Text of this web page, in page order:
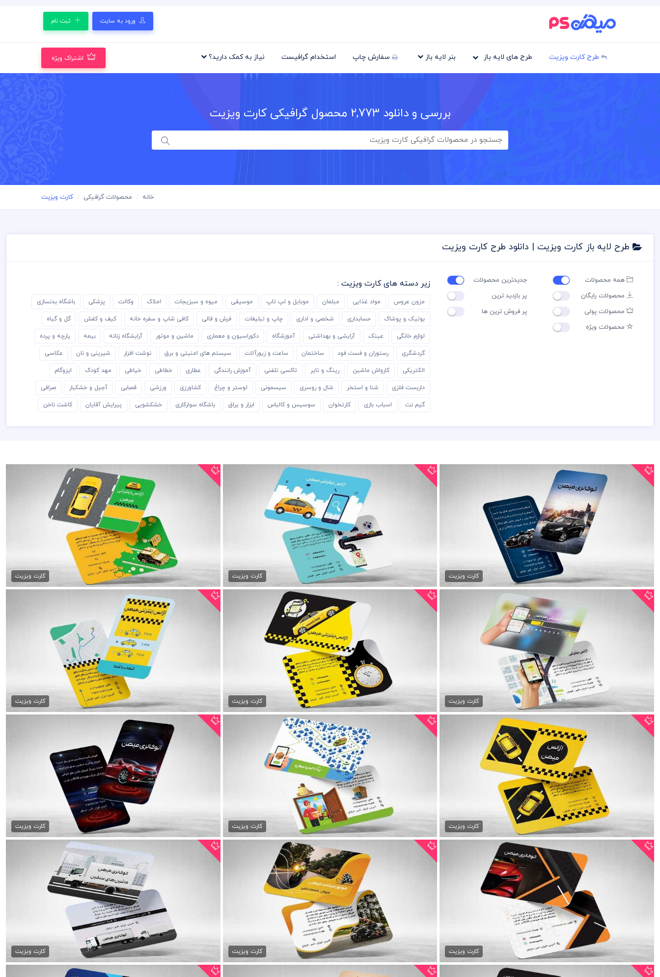
ورود به سایت ثبت نام
طرح کارت ویزیت طرح های لایه باز بنر لایه باز سفارش چاپ استخدام گرافیست نیاز به کمک دارید؟ اشتراک ویژه
بررسی و دانلود 2,773 محصول گرافیکی کارت ویزیت
خانه محصولات گرافیکی کارت ویزیت
طرح لایه باز کارت ویزیت | دانلود طرح کارت ویزیت
همه محصولات
محصولات رایگان
محصولات پولی
محصولات ویژه
جدیدترین محصولات
پر بازدید ترین
پر فروش ترین ها
زیر دسته های کارت ویزیت :
مزون عروس مواد غذایی مبلمان موبایل و لپ تاپ موسیقی میوه و سبزیجات املاک وکالت پزشکی باشگاه بدنسازی
بوتیک و پوشاک حسابداری شخصی و اداری چاپ و تبلیغات فرش و قالی کافی شاپ و سفره خانه کیف و کفش گل و گیاه
لوازم خانگی عینک آرایشی و بهداشتی آموزشگاه دکوراسیون و معماری ماشین و موتور آرایشگاه زنانه بیمه پارچه و پرده
گردشگری رستوران و فست فود ساختمان ساعت و زیورآلات سیستم های امنیتی و برق نوشت افزار شیرینی و نان عکاسی
الکتریکی کارواش ماشین رینگ و تایر تاکسی تلفنی آموزش رانندگی عطاری خطاطی خیاطی مهد کودک ایزوگام
داربست فلزی شنا و استخر شال و روسری سیسمونی لوستر و چراغ کشاورزی ورزشی قصابی آجیل و خشکبار صرافی
گیم نت اسباب بازی کارتخوان سوسیس و کالباس ابزار و یراق باشگاه سوارکاری خشکشویی پیرایش آقایان کاشت ناخن
کارت ویزیت لایه باز...
79,000 تومان
کارت ویزیت
کارت ویزیت تاکسی لایه باز
79,000 تومان
کارت ویزیت
کارت ویزیت تاکسی تلفنی psd
79,000 تومان
کارت ویزیت
کارت ویزیت تاکسی سرویس
79,000 تومان
کارت ویزیت
کارت ویزیت تاکسی و آژانس
79,000 تومان
کارت ویزیت
کارت ویزیت آژانس تاکسی...
79,000 تومان
کارت ویزیت
کارت ویزیت آژانس تلفنی
79,000 تومان
کارت ویزیت
کارت ویزیت psd پیک موتوری
79,000 تومان
کارت ویزیت
کارت ویزیت نمایشگاه ماشین...
79,000 تومان
کارت ویزیت
کارت ویزیت نمایشگاه ماشین
کارت ویزیت
کارت ویزیت موتور فروشی psd
79,000 تومان
کارت ویزیت
کارت ویزیت باربری
79,000 تومان
کارت ویزیت